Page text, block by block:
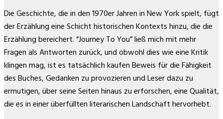
Die Geschichte, die in den 1970er Jahren in New York spielt, fügt
der Erzählung eine Schicht historischen Kontexts hinzu, die die
Erzählung bereichert. “Journey To You” ließ mich mit mehr
Fragen als Antworten zurück, und obwohl dies wie eine Kritik
klingen mag, ist es tatsächlich kaufen Beweis für die Fähigkeit
des Buches, Gedanken zu provozieren und Leser dazu zu
ermutigen, über seine Seiten hinaus zu erforschen, eine Qualität,
die es in einer überfüllten literarischen Landschaft hervorhebt.